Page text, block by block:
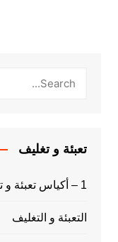
تعبئة و تغليف
1 – أكياس تعبئة و تغليف
التعبئة و التغليف